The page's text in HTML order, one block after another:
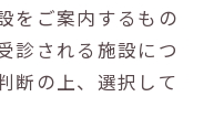
をご案内するもの
診される施設につ
断の上、選択して